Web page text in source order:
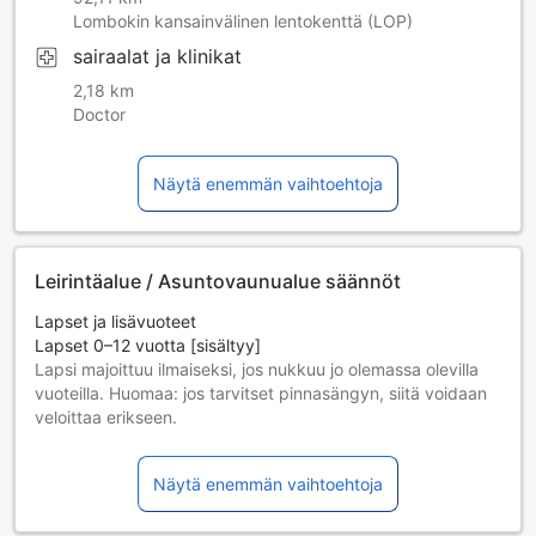
Lombokin kansainvälinen lentokenttä (LOP)
sairaalat ja klinikat
2,18 km
Doctor
Näytä enemmän vaihtoehtoja
Leirintäalue / Asuntovaunualue säännöt
Lapset ja lisävuoteet
Lapset 0–12 vuotta [sisältyy]
Lapsi majoittuu ilmaiseksi, jos nukkuu jo olemassa olevilla
vuoteilla. Huomaa: jos tarvitset pinnasängyn, siitä voidaan
veloittaa erikseen.
tarkista kunkin huoneen kohdalta huonekoko lisätietoa
Kun varaat enemmän kuin 5 huonetta, eri käytännöt ja
Näytä enemmän vaihtoehtoja